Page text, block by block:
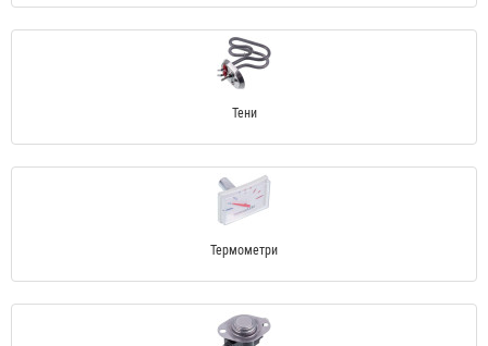
Тени
Термометри